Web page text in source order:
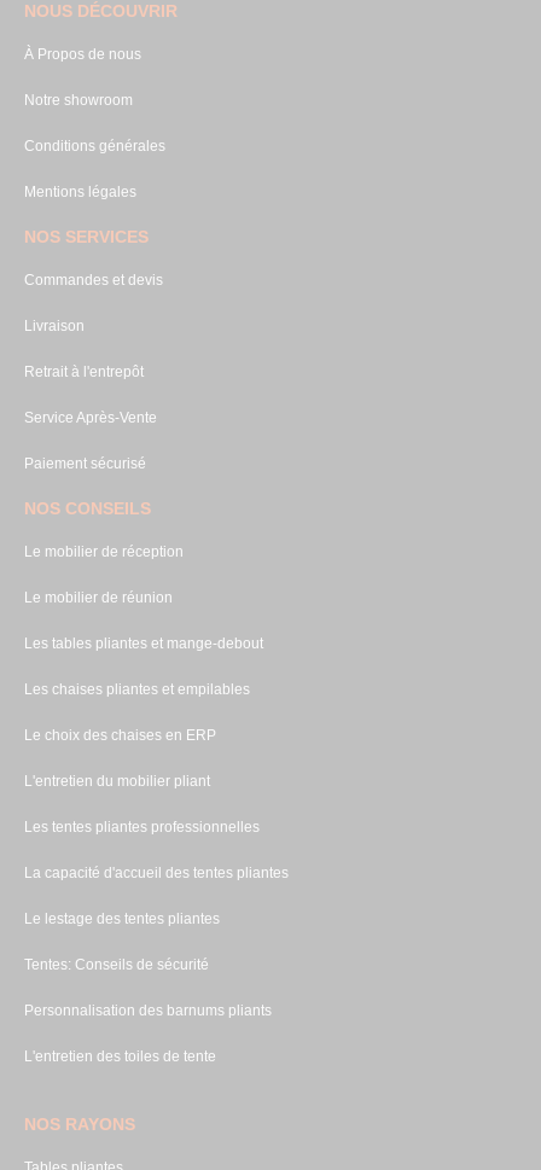
NOUS DÉCOUVRIR
À Propos de nous
Notre showroom
Conditions générales
Mentions légales
NOS SERVICES
Commandes et devis
Livraison
Retrait à l'entrepôt
Service Après-Vente
Paiement sécurisé
NOS CONSEILS
Le mobilier de réception
Le mobilier de réunion
Les tables pliantes et mange-debout
Les chaises pliantes et empilables
Le choix des chaises en ERP
L'entretien du mobilier pliant
Les tentes pliantes professionnelles
La capacité d'accueil des tentes pliantes
Le lestage des tentes pliantes
Tentes: Conseils de sécurité
Personnalisation des barnums pliants
L'entretien des toiles de tente
NOS RAYONS